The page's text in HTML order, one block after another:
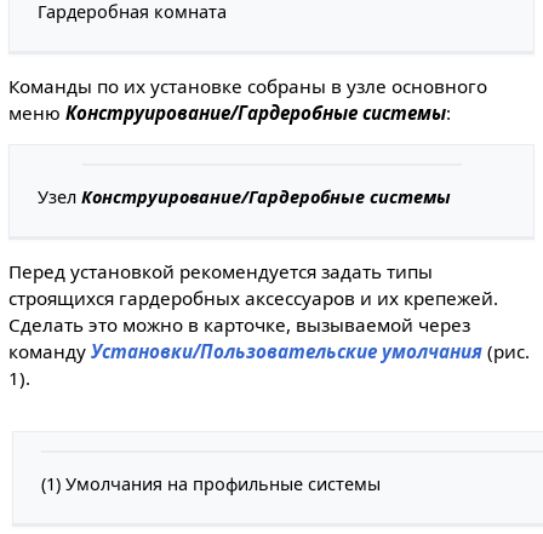
Гардеробная комната
Команды по их установке собраны в узле основного
меню Конструирование/Гардеробные системы:
Узел Конструирование/Гардеробные системы
Перед установкой рекомендуется задать типы
строящихся гардеробных аксессуаров и их крепежей.
Сделать это можно в карточке, вызываемой через
команду Установки/Пользовательские умолчания(рис.
1).
(1) Умолчания на профильные системы